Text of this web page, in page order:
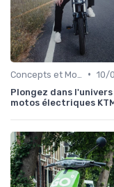
• 10/
Plongez dans
motos électriques